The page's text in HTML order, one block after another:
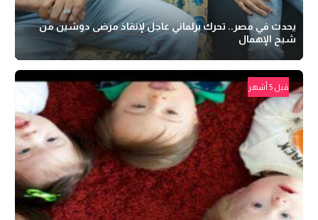
يحدث في مصر.. تحرك برلماني عاجل لإنقاذ مرضى دوشين من
شبح الإهمال
قبل 5 أشهر